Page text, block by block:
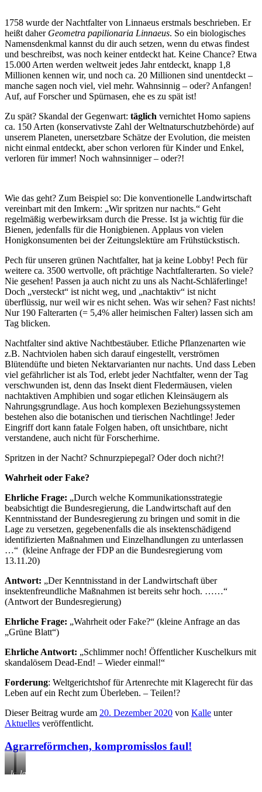
1758 wurde der Nachtfalter von Linnaeus erstmals beschrieben. Er
heißt daher Geometra papilionaria Linnaeus. So ein biologisches
Namensdenkmal kannst du dir auch setzen, wenn du etwas findest
und beschreibst, was noch keiner entdeckt hat. Keine Chance? Etwa
15.000 Arten werden weltweit jedes Jahr entdeckt, knapp 1,8
Millionen kennen wir, und noch ca. 20 Millionen sind unentdeckt –
manche sagen noch viel, viel mehr. Wahnsinnig – oder? Anfangen!
Auf, auf Forscher und Spürnasen, ehe es zu spät ist!
Zu spät? Skandal der Gegenwart: täglich vernichtet Homo sapiens
ca. 150 Arten (konservativste Zahl der Weltnaturschutzbehörde) auf
unserem Planeten, unersetzbare Schätze der Evolution, die meisten
nicht einmal entdeckt, aber schon verloren für Kinder und Enkel,
verloren für immer! Noch wahnsinniger – oder?!
Wie das geht? Zum Beispiel so: Die konventionelle Landwirtschaft
vereinbart mit den Imkern: „Wir spritzen nur nachts.“ Geht
regelmäßig werbewirksam durch die Presse. Ist ja wichtig für die
Bienen, jedenfalls für die Honigbienen. Applaus von vielen
Honigkonsumenten bei der Zeitungslektüre am Frühstückstisch.
Pech für unseren grünen Nachtfalter, hat ja keine Lobby! Pech für
weitere ca. 3500 wertvolle, oft prächtige Nachtfalterarten. So viele?
Nie gesehen! Passen ja auch nicht zu uns als Nacht-Schläferlinge!
Doch „versteckt“ ist nicht weg, und „nachtaktiv“ ist nicht
überflüssig, nur weil wir es nicht sehen. Was wir sehen? Fast nichts!
Nur 190 Falterarten (= 5,4% aller heimischen Falter) lassen sich am
Tag blicken.
Nachtfalter sind aktive Nachtbestäuber. Etliche Pflanzenarten wie
z.B. Nachtviolen haben sich darauf eingestellt, verströmen
Blütendüfte und bieten Nektarvarianten nur nachts. Und dass Leben
viel gefährlicher ist als Tod, erlebt jeder Nachtfalter, wenn der Tag
verschwunden ist, denn das Insekt dient Fledermäusen, vielen
nachtaktiven Amphibien und sogar etlichen Kleinsäugern als
Nahrungsgrundlage. Aus hoch komplexen Beziehungssystemen
bestehen also die botanischen und tierischen Nachtlinge! Jeder
Eingriff dort kann fatale Folgen haben, oft unsichtbare, nicht
verstandene, auch nicht für Forscherhirne.
Spritzen in der Nacht? Schnurzpiepegal? Oder doch nicht?!
Wahrheit oder Fake?
Ehrliche Frage: „Durch welche Kommunikationsstrategie
beabsichtigt die Bundesregierung, die Landwirtschaft auf den
Kenntnisstand der Bundesregierung zu bringen und somit in die
Lage zu versetzen, gegebenenfalls die als insektenschädigend
identifizierten Maßnahmen und Einzelhandlungen zu unterlassen
…“ (kleine Anfrage der FDP an die Bundesregierung vom
13.11.20)
Antwort: „Der Kenntnisstand in der Landwirtschaft über
insektenfreundliche Maßnahmen ist bereits sehr hoch. ……“
(Antwort der Bundesregierung)
Ehrliche Frage: „Wahrheit oder Fake?“ (kleine Anfrage an das
„Grüne Blatt“)
Ehrliche Antwort: „Schlimmer noch! Öffentlicher Kuschelkurs mit
skandalösem Dead-End! – Wieder einmal!“
Forderung: Weltgerichtshof für Artenrechte mit Klagerecht für das
Leben auf ein Recht zum Überleben. – Teilen!?
Dieser Beitrag wurde am 20. Dezember 2020 von Kalle unter
Aktuelles veröffentlicht.
Agrarreförmchen, kompromisslos faul!
landwirtschaftliche
landwirtschaftliche